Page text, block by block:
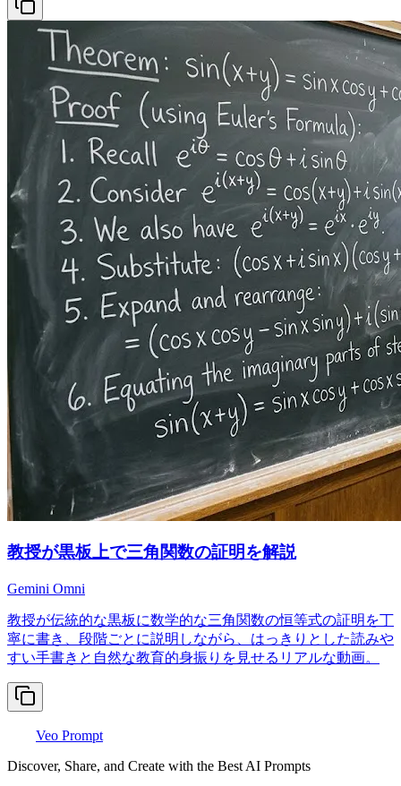
教授が黒板上で三角関数の証明を解説
Gemini Omni
教授が伝統的な黒板に数学的な三角関数の恒等式の証明を丁
寧に書き、段階ごとに説明しながら、はっきりとした読みや
すい手書きと自然な教育的身振りを見せるリアルな動画。
Veo Prompt
Discover, Share, and Create with the Best AI Prompts